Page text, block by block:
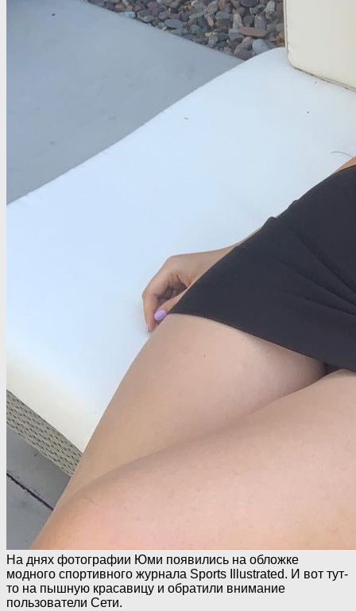
На днях фотографии Юми появились на обложке
модного спортивного журнала Sports Illustrated. И вот тут-
то на пышную красавицу и обратили внимание
пользователи Сети.